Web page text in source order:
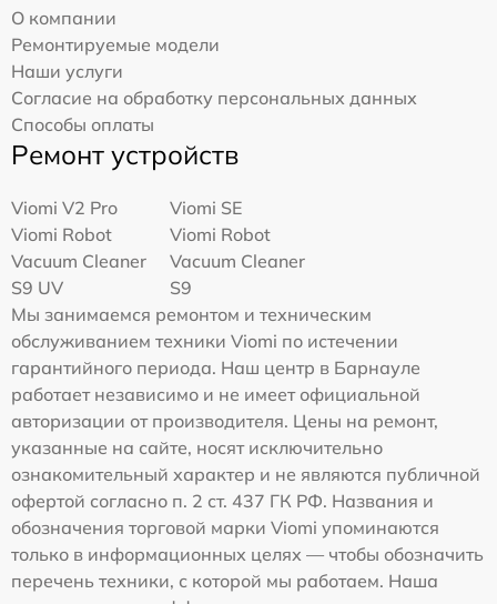
О компании
Ремонтируемые модели
Наши услуги
Согласие на обработку персональных данных
Способы оплаты
Ремонт устройств
Viomi V2 Pro
Viomi SE
Viomi Robot
Vacuum Cleaner
S9 UV
Viomi Robot
Vacuum Cleaner
S9
Мы занимаемся ремонтом и техническим
обслуживанием техники Viomi по истечении
гарантийного периода. Наш центр в Барнауле
работает независимо и не имеет официальной
авторизации от производителя. Цены на ремонт,
указанные на сайте, носят исключительно
ознакомительный характер и не являются публичной
офертой согласно п. 2 ст. 437 ГК РФ. Названия и
обозначения торговой марки Viomi упоминаются
только в информационных целях — чтобы обозначить
перечень техники, с которой мы работаем. Наша